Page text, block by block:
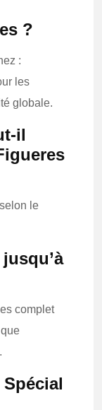
?
:
les
globale.
il
le
complet